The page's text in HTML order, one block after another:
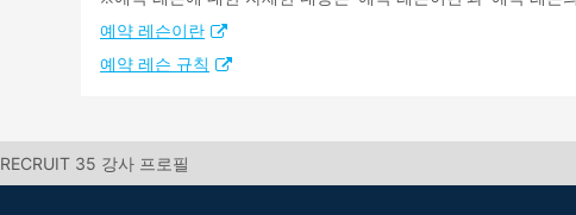
예약 레슨이란
예약 레슨 규칙
35 강사 프로필